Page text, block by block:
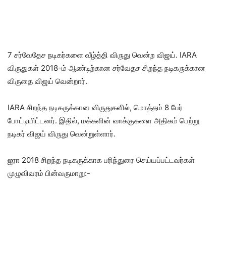
7 சர்வேதேச நடிகர்களை வீழ்த்தி விருது வென்ற விஜய். IARA
விருதுகள் 2018-ம் ஆண்டிற்கான சர்வேதச சிறந்த நடிகருக்கான
விருதை விஜய் வென்றார்.
IARA சிறந்த நடிகருக்கான விருதுகளில், மொத்தம் 8 பேர்
போட்டியிட்டனர். இதில், மக்களின் வாக்குகளை அதிகம் பெற்று
நடிகர் விஜய் விருது வென்றுள்ளார்.
ஐரா 2018 சிறந்த நடிகருக்காக பரிந்துரை செய்யப்பட்டவர்கள்
முழுவிவரம் பின்வருமாறு:-